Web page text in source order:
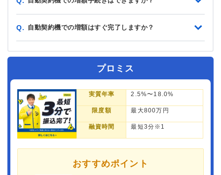
Q. 自動契約機での増額はすぐ完了しますか？
プロミス
実質年率 2.5%〜18.0%
限度額 最大800万円
融資時間 最短3分※1
おすすめポイント